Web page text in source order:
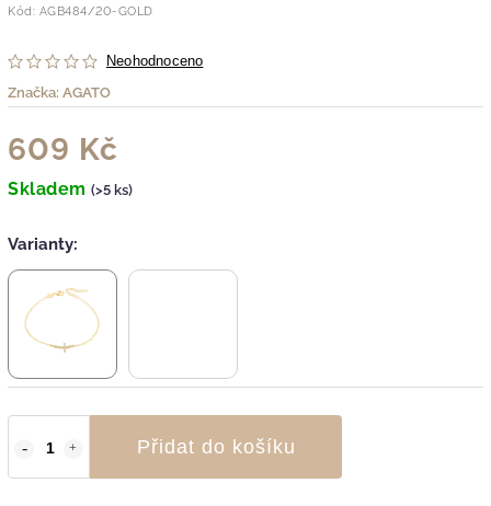
Kód: AGB484/20-GOLD
Neohodnoceno
Značka: AGATO
609 Kč
Skladem (>5 ks)
Varianty:
Přidat do košíku